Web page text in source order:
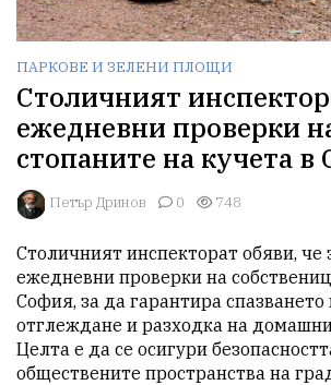
ПАРКОВЕ И ЗЕЛЕНИ ПЛОЩИ
Столичният
ежедневни проверки
стопаните на кучета в
Петър Дринов 0 748
Столичният инспекторат обяви, че
ежедневни проверки на
София, за да гарантира спазването
отглеждане и разходка на
Целта е да се осигури
обществените пространства на